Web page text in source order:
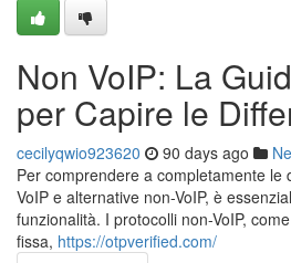
Non VoIP: La
per Capire le
cecilyqwio923620 90 days ago
Per comprendere a completamente le
VoIP e alternative non-VoIP, è
funzionalità. I protocolli non-VoIP,
fissa, https://otpverified.com/